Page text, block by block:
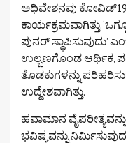
ಅಧಿವೇಶನವು
ಕಾರ್ಯಕ್ರಮವಾಗಿತ್ತು.
ಪುನರ್ ಸ್ಥಾಪಿಸುವುದು’
ಉಲ್ಬಣಗೊಂಡ ಆರ್ಥಿಕ,
ತೊಡಕುಗಳನ್ನು
ಉದ್ದೇಶವಾಗಿತ್ತು.
ಹವಾಮಾನ
ಭವಿಷ್ಯವನ್ನು